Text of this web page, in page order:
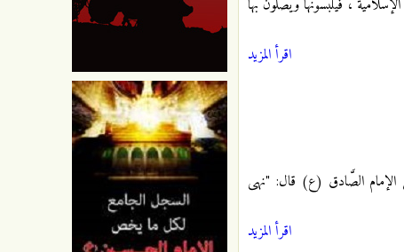
، فيلبسونها ويصلُون بها
اقرأ المزيد
الصَّادق (ع) قال: "نهى
اقرأ المزيد